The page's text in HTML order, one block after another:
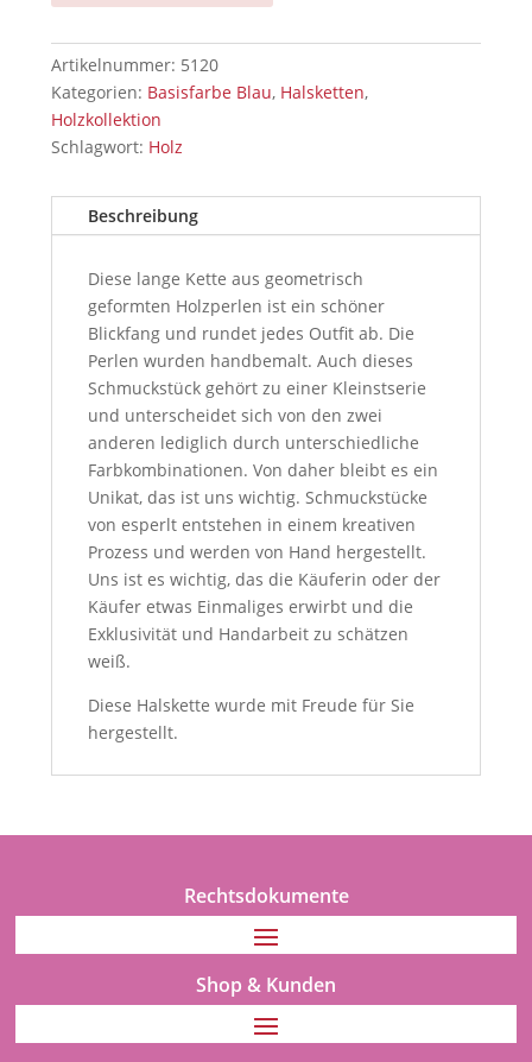
Artikelnummer: 5120
Kategorien: Basisfarbe Blau, Halsketten,
Holzkollektion
Schlagwort: Holz
Beschreibung
Diese lange Kette aus geometrisch
geformten Holzperlen ist ein schöner
Blickfang und rundet jedes Outfit ab. Die
Perlen wurden handbemalt. Auch dieses
Schmuckstück gehört zu einer Kleinstserie
und unterscheidet sich von den zwei
anderen lediglich durch unterschiedliche
Farbkombinationen. Von daher bleibt es ein
Unikat, das ist uns wichtig. Schmuckstücke
von esperlt entstehen in einem kreativen
Prozess und werden von Hand hergestellt.
Uns ist es wichtig, das die Käuferin oder der
Käufer etwas Einmaliges erwirbt und die
Exklusivität und Handarbeit zu schätzen
weiß.
Diese Halskette wurde mit Freude für Sie
hergestellt.
Rechtsdokumente
Shop & Kunden